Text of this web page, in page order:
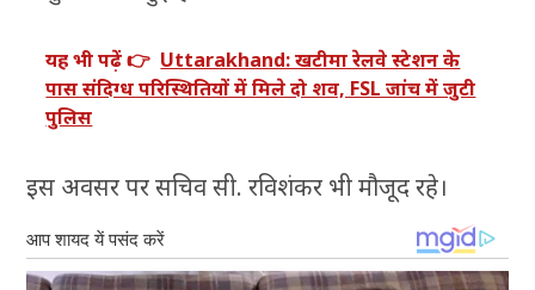
यह भी पढ़ें 👉 Uttarakhand: खटीमा रेलवे स्टेशन के
पास संदिग्ध परिस्थितियों में मिले दो शव, FSL जांच में जुटी
पुलिस
इस अवसर पर सचिव सी. रविशंकर भी मौजूद रहे।